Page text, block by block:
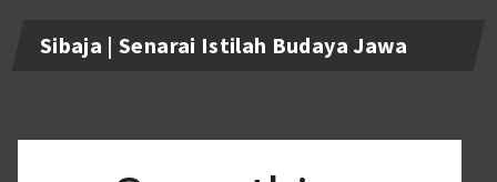
Sibaja | Senarai Istilah Budaya Jawa